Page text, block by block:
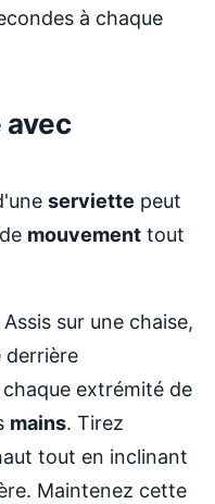
à chaque
serviette peut
mouvement tout
Assis sur une chaise,
derrière
chaque extrémité de
mains. Tirez
tout en inclinant
Maintenez cette